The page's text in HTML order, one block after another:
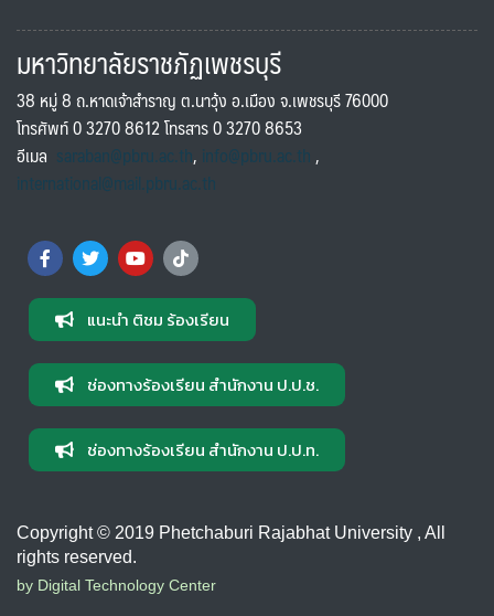
มหาวิทยาลัยราชภัฏเพชรบุรี
38 หมู่ 8 ถ.หาดเจ้าสำราญ ต.นาวุ้ง อ.เมือง จ.เพชรบุรี 76000
โทรศัพท์ 0 3270 8612 โทรสาร 0 3270 8653
อีเมล saraban@pbru.ac.th, info@pbru.ac.th,
international@mail.pbru.ac.th
แนะนำ ติชม ร้องเรียน
ช่องทางร้องเรียน สำนักงาน ป.ป.ช.
ช่องทางร้องเรียน สำนักงาน ป.ป.ท.
Copyright © 2019 Phetchaburi Rajabhat University , All
rights reserved.
by Digital Technology Center